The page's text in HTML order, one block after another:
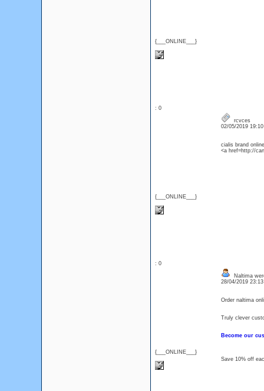
{___ONLINE___}
: 0
{___ONLINE___}
rcvces
02/05/2019
cialis brand
<a href=http://
: 0
{___ONLINE___}
Naltima
28/04/2019
Order naltima
Truly clever
Become our
Save 10% off